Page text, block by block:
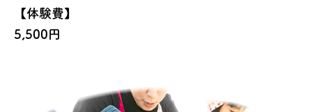
【体験費】
5,500円